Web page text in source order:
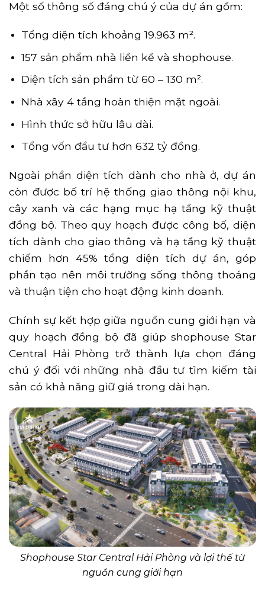
Một số thông số đáng chú ý của dự án gồm:
Tổng diện tích khoảng 19.963 m².
157 sản phẩm nhà liền kề và shophouse.
Diện tích sản phẩm từ 60 – 130 m².
Nhà xây 4 tầng hoàn thiện mặt ngoài.
Hình thức sở hữu lâu dài.
Tổng vốn đầu tư hơn 632 tỷ đồng.
Ngoài phần diện tích dành cho nhà ở, dự án
còn được bố trí hệ thống giao thông nội khu,
cây xanh và các hạng mục hạ tầng kỹ thuật
đồng bộ. Theo quy hoạch được công bố, diện
tích dành cho giao thông và hạ tầng kỹ thuật
chiếm hơn 45% tổng diện tích dự án, góp
phần tạo nên môi trường sống thông thoáng
và thuận tiện cho hoạt động kinh doanh.
Chính sự kết hợp giữa nguồn cung giới hạn và
quy hoạch đồng bộ đã giúp shophouse Star
Central Hải Phòng trở thành lựa chọn đáng
chú ý đối với những nhà đầu tư tìm kiếm tài
sản có khả năng giữ giá trong dài hạn.
Shophouse Star Central Hải Phòng và lợi thế từ
nguồn cung giới hạn